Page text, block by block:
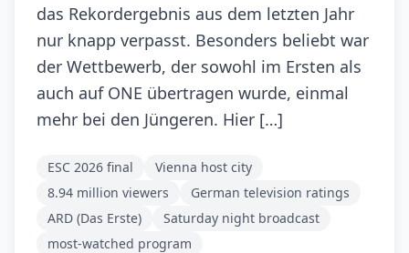
das Rekordergebnis aus dem letzten Jahr
nur knapp verpasst. Besonders beliebt war
der Wettbewerb, der sowohl im Ersten als
auch auf ONE übertragen wurde, einmal
mehr bei den Jüngeren. Hier […]
ESC 2026 final
Vienna host city
8.94 million viewers
German television ratings
ARD (Das Erste)
Saturday night broadcast
most-watched program